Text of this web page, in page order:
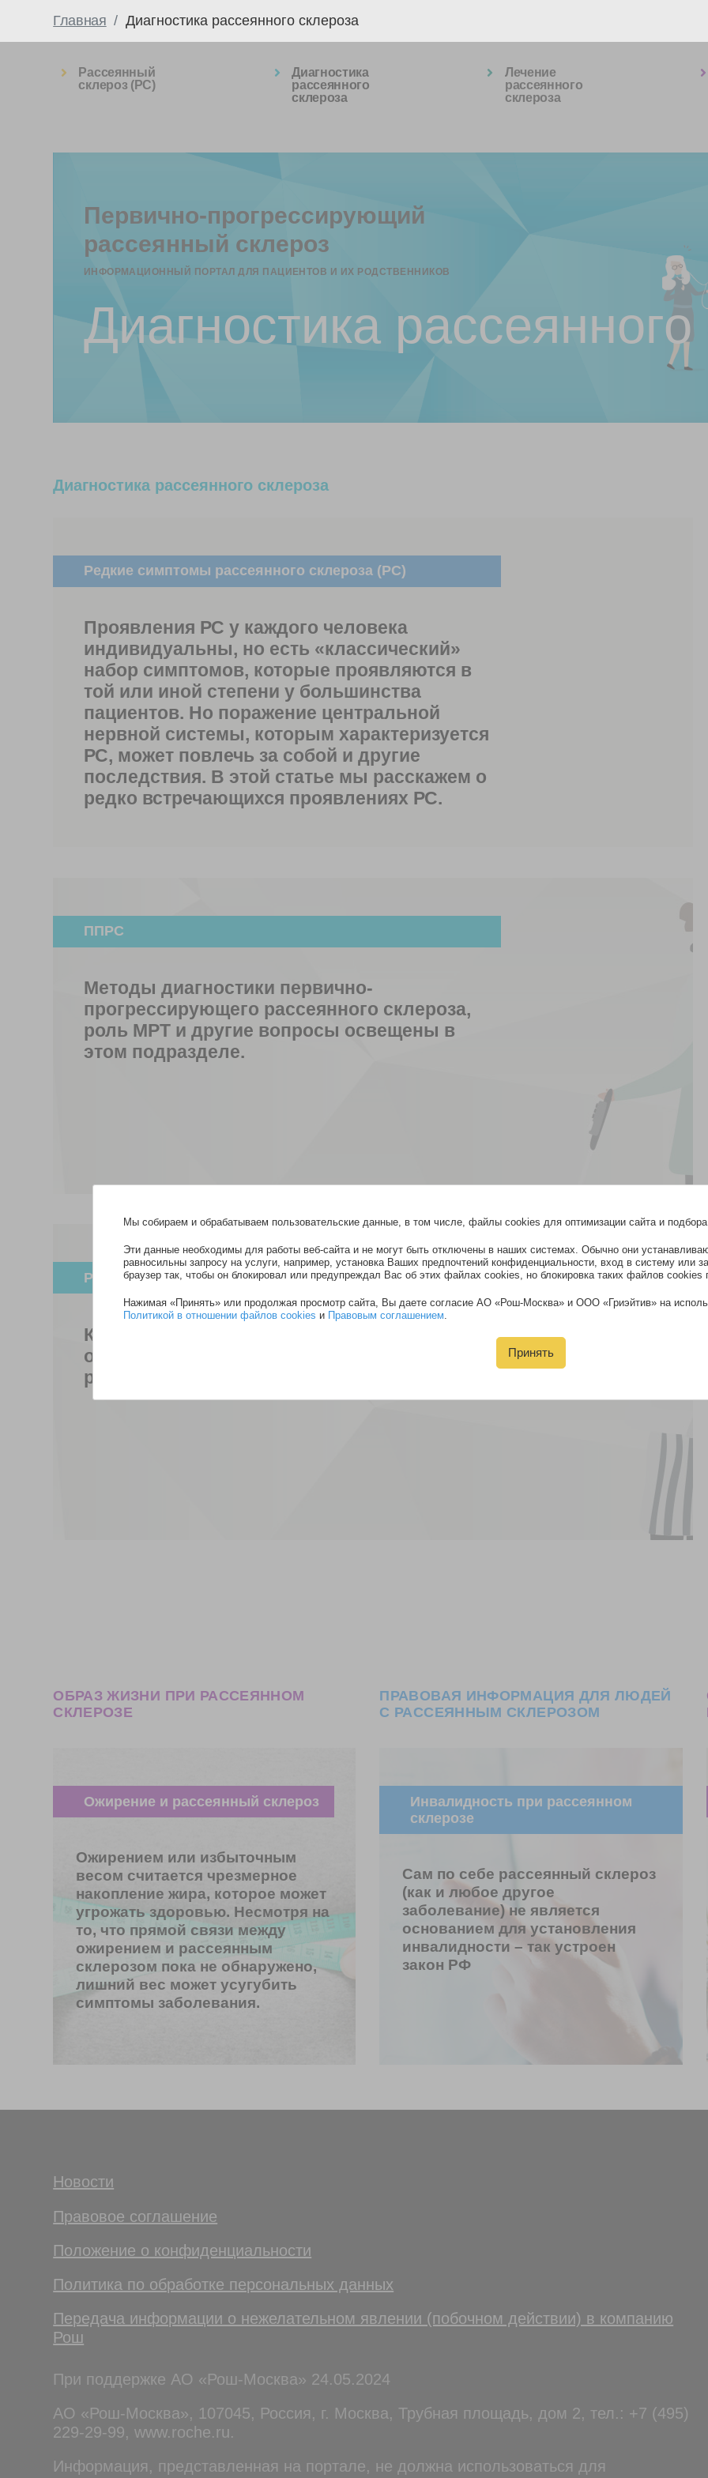
Главная Диагностика рассеянного склероза
Рассеянный
склероз (РС)
Диагностика
рассеянного
склероза
Лечение
рассеянного
склероза
Первично-прогрессирующий
рассеянный склероз
ИНФОРМАЦИОННЫЙ ПОРТАЛ ДЛЯ ПАЦИЕНТОВ И ИХ РОДСТВЕННИКОВ
Диагностика
Диагностика рассеянного склероза
Редкие симптомы рассеянного склероза (РС)
Проявления РС у каждого человека
индивидуальны, но есть «классический»
набор симптомов, которые проявляются в
той или иной степени у большинства
пациентов. Но поражение центральной
нервной системы, которым характеризуется
РС, может повлечь за собой и другие
последствия. В этой статье мы расскажем о
редко встречающихся проявлениях РС.
ППРС
Методы диагностики первично-
прогрессирующего рассеянного склероза,
роль МРТ и другие вопросы освещены в
этом подразделе.
РС с обострениями
Как ставится диагноз и как протекает РС с
обострениями - обо всем этом в данном
разделе.
ОБРАЗ ЖИЗНИ ПРИ РАССЕЯННОМ
СКЛЕРОЗЕ
Ожирение и рассеянный склероз
Ожирением или избыточным
весом считается чрезмерное
накопление жира, которое может
угрожать здоровью. Несмотря на
то, что прямой связи между
ожирением и рассеянным
склерозом пока не обнаружено,
лишний вес может усугубить
симптомы заболевания.
ПРАВОВАЯ ИНФОРМАЦИЯ ДЛЯ ЛЮДЕЙ
С РАССЕЯННЫМ СКЛЕРОЗОМ
Инвалидность при рассеянном
склерозе
Сам по себе рассеянный склероз
(как и любое другое
заболевание) не является
основанием для установления
инвалидности – так устроен
закон РФ
Новости
Правовое соглашение
Положение о конфиденциальности
Политика по обработке персональных данных
Передача информации о нежелательном явлении (побочном действии) в компанию
Рош
При поддержке АО «Рош-Москва» 24.05.2024
АО «Рош-Москва», 107045, Россия, г. Москва, Трубная площадь, дом 2, тел.: +7 (495)
229-29-99, www.roche.ru.
Информация, представленная на портале, не должна использоваться для
Мы собираем и обрабатываем пользовательские данные, в том числе, файлы cookies для оптимизации сайта и подбора
Эти данные необходимы для работы веб-сайта и не могут быть отключены в наших системах. Обычно они
равносильны запросу на услуги, например, установка Ваших предпочтений конфиденциальности, вход в систему или
браузер так, чтобы он блокировал или предупреждал Вас об этих файлах cookies, но блокировка таких файлов cookies
Нажимая «Принять» или продолжая просмотр сайта, Вы даете согласие АО «Рош-Москва» и ООО «Гриэйтив» на
Политикой в отношении файлов cookies и Правовым соглашением
Принять